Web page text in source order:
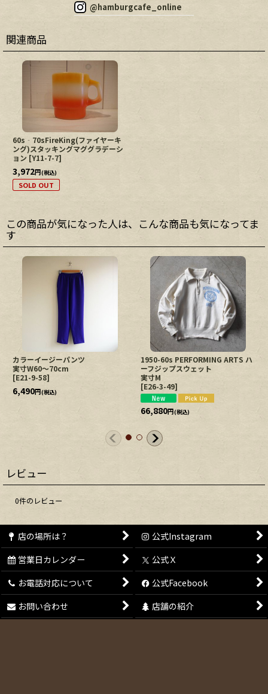
@hamburgcafe_online
関連商品
60s‐70sFireKing(ファイヤーキ
ング)スタッキングマググラデーシ
ョン [Y11-7-7]
3,972円(税込)
SOLD OUT
この商品が気になった人は、こんな商品も気になってま
す
カラーイージーパンツ
実寸W60〜70cm
[E21-9-58]
6,490円(税込)
1950-60s PERFORMING ARTS ハ
ーフジップスウェット
実寸M
[E26-3-49]
66,880円(税込)
レビュー
0件のレビュー
店の場所は？
公式Instagram
営業日カレンダー
公式Ｘ
お電話対応について
公式Facebook
お問い合わせ
店舗の紹介